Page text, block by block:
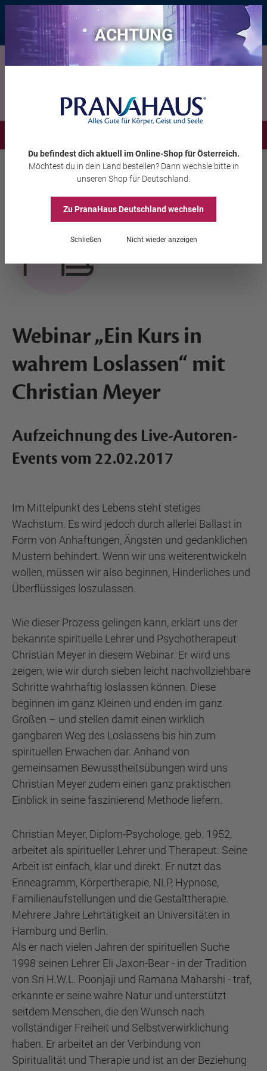
Bis zu 20 € Rabatt* mit dem Vorteils-Codeeintauchen , gültig bis
11.08.2026
Inspiration Webinare
Webinare Psychologie
Ein Kurs in wahrem Loslassen
Webinar „Ein Kurs in
wahrem Loslassen“ mit
Christian Meyer
Aufzeichnung des Live-Autoren-
Events vom 22.02.2017
Im Mittelpunkt des Lebens steht stetiges
Wachstum. Es wird jedoch durch allerlei Ballast in
Form von Anhaftungen, Ängsten und gedanklichen
Mustern behindert. Wenn wir uns weiterentwickeln
wollen, müssen wir also beginnen, Hinderliches und
Überflüssiges loszulassen.
Wie dieser Prozess gelingen kann, erklärt uns der
bekannte spirituelle Lehrer und Psychotherapeut
Christian Meyer in diesem Webinar. Er wird uns
zeigen, wie wir durch sieben leicht nachvollziehbare
Schritte wahrhaftig loslassen können. Diese
beginnen im ganz Kleinen und enden im ganz
Großen – und stellen damit einen wirklich
gangbaren Weg des Loslassens bis hin zum
spirituellen Erwachen dar. Anhand von
gemeinsamen Bewusstheitsübungen wird uns
Christian Meyer zudem einen ganz praktischen
Einblick in seine faszinierend Methode liefern.
Christian Meyer, Diplom-Psychologe, geb. 1952,
arbeitet als spiritueller Lehrer und Therapeut. Seine
Arbeit ist einfach, klar und direkt. Er nutzt das
Enneagramm, Körpertherapie, NLP, Hypnose,
Familienaufstellungen und die Gestalttherapie.
Mehrere Jahre Lehrtätigkeit an Universitäten in
Hamburg und Berlin.
Als er nach vielen Jahren der spirituellen Suche
1998 seinen Lehrer Eli Jaxon-Bear - in der Tradition
von Sri H.W.L. Poonjaji und Ramana Maharshi - traf,
erkannte er seine wahre Natur und unterstützt
seitdem Menschen, die den Wunsch nach
vollständiger Freiheit und Selbstverwirklichung
haben. Er arbeitet an der Verbindung von
Spiritualität und Therapie und ist an der Beziehung
ACHTUNG
Du befindest dich aktuell im Online-Shopfür Österreich.
Möchtest du in dein Land bestellen? Dann wechsle bitte in
unseren Shop für Deutschland
Zu PranaHausDeutschland wechseln
Schließen Nicht wieder anzeigen